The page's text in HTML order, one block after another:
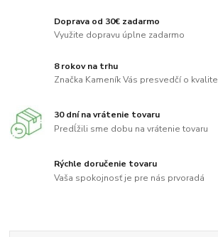
Doprava od 30€ zadarmo
Využite dopravu úplne zadarmo
8 rokov na trhu
Značka Kameník Vás presvedčí o kvalite
30 dní na vrátenie tovaru
Predĺžili sme dobu na vrátenie tovaru
Rýchle doručenie tovaru
Vaša spokojnosť je pre nás prvoradá